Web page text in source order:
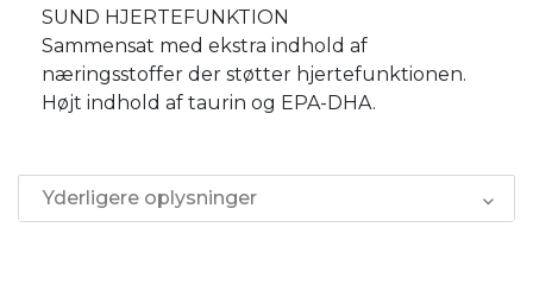
SUND HJERTEFUNKTION
Sammensat med ekstra indhold af
næringsstoffer der støtter hjertefunktionen.
Højt indhold af taurin og EPA-DHA.
Yderligere oplysninger